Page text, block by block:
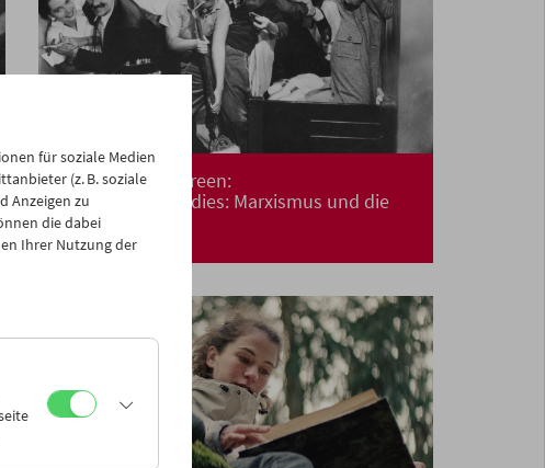
Collection on Screen:
Christmas Comedies: Marxismus und die
Folgen
für soziale Medien
(z. B. soziale
Anzeigen zu
die dabei
Ihrer Nutzung der